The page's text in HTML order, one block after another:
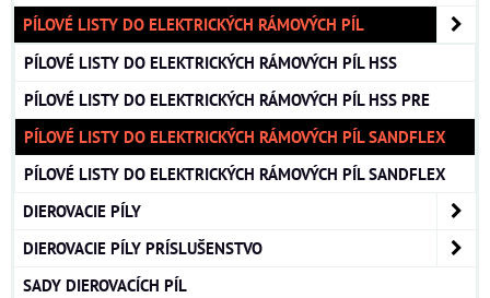
PÍLOVÉ LISTY DO ELEKTRICKÝCH RÁMOVÝCH PÍL
PÍLOVÉ LISTY DO ELEKTRICKÝCH RÁMOVÝCH PÍL HSS
PÍLOVÉ LISTY DO ELEKTRICKÝCH RÁMOVÝCH PÍL HSS PRE
PÍLOVÉ LISTY DO ELEKTRICKÝCH RÁMOVÝCH PÍL SANDFLEX
PÍLOVÉ LISTY DO ELEKTRICKÝCH RÁMOVÝCH PÍL SANDFLEX
DIEROVACIE PÍLY
DIEROVACIE PÍLY PRÍSLUŠENSTVO
SADY DIEROVACÍCH PÍL